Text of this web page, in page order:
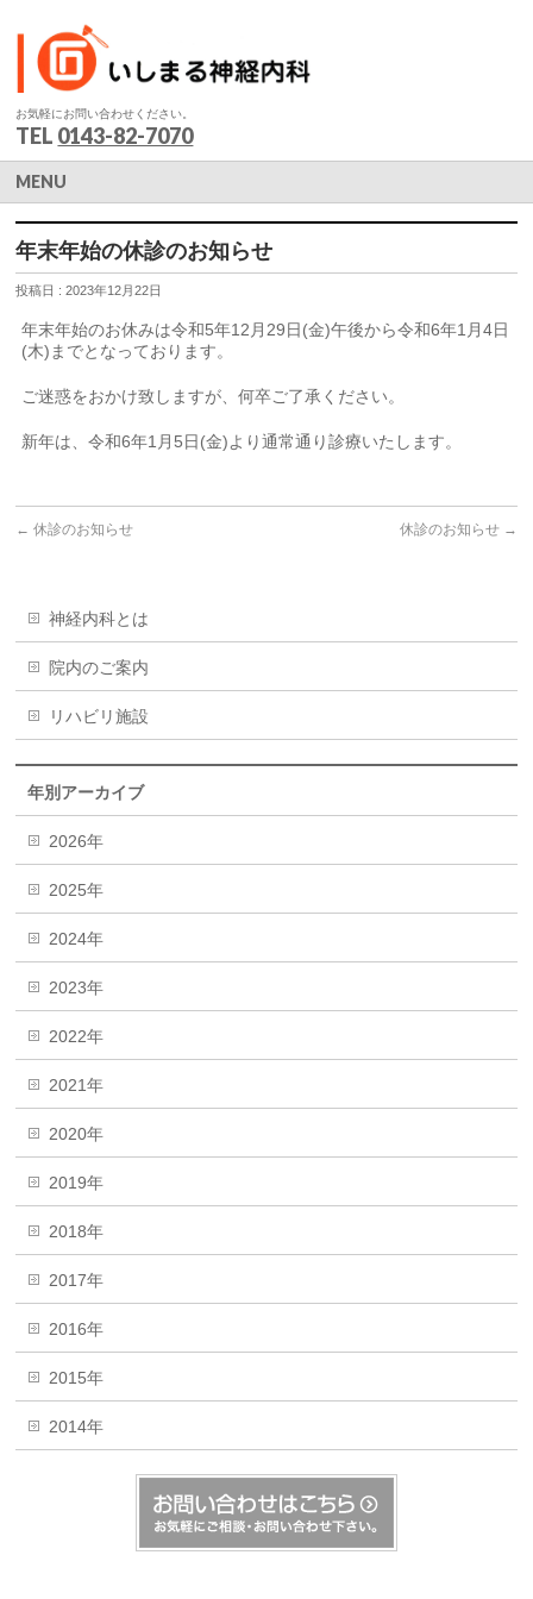
お気軽にお問い合わせください。
TEL 0143-82-7070
MENU
年末年始の休診のお知らせ
投稿日 : 2023年12月22日
年末年始のお休みは令和5年12月29日(金)午後から令和6年1月4日
(木)までとなっております。
ご迷惑をおかけ致しますが、何卒ご了承ください。
新年は、令和6年1月5日(金)より通常通り診療いたします。
← 休診のお知らせ 休診のお知らせ →
神経内科とは
院内のご案内
リハビリ施設
年別アーカイブ
2026年
2025年
2024年
2023年
2022年
2021年
2020年
2019年
2018年
2017年
2016年
2015年
2014年